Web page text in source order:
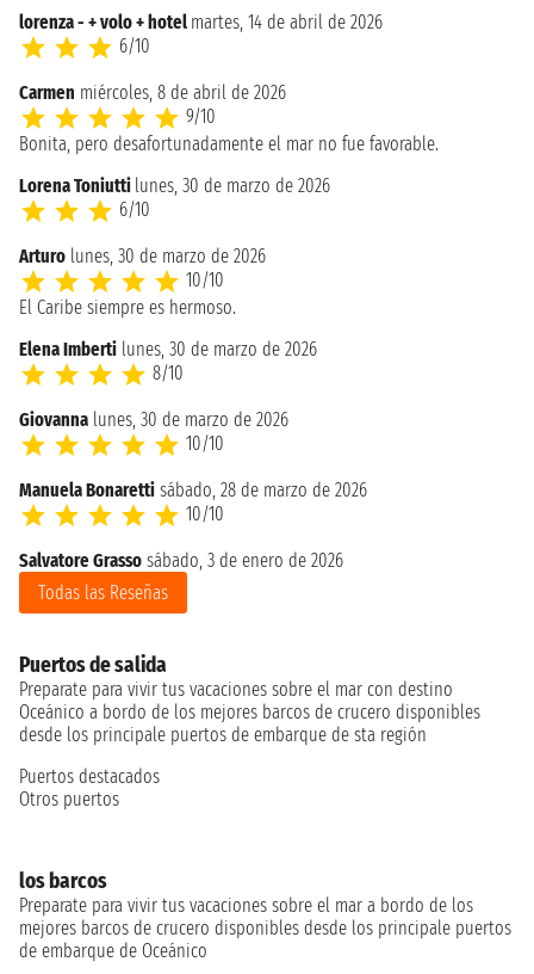
lorenza - + volo + hotel martes, 14 de abril de 2026
6/10
Carmen miércoles, 8 de abril de 2026
9/10
Bonita, pero desafortunadamente el mar no fue favorable.
Lorena Toniutti lunes, 30 de marzo de 2026
6/10
Arturo lunes, 30 de marzo de 2026
10/10
El Caribe siempre es hermoso.
Elena Imberti lunes, 30 de marzo de 2026
8/10
Giovanna lunes, 30 de marzo de 2026
10/10
Manuela Bonaretti sábado, 28 de marzo de 2026
10/10
Salvatore Grasso sábado, 3 de enero de 2026
Todas las Reseñas
Puertos de salida
Preparate para vivir tus vacaciones sobre el mar con destino
Oceánico a bordo de los mejores barcos de crucero disponibles
desde los principale puertos de embarque de sta región
Puertos destacados
Otros puertos
los barcos
Preparate para vivir tus vacaciones sobre el mar a bordo de los
mejores barcos de crucero disponibles desde los principale puertos
de embarque de Oceánico